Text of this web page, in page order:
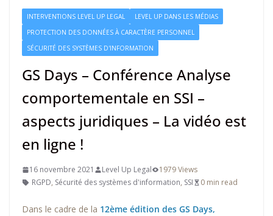
INTERVENTIONS LEVEL UP LEGAL
LEVEL UP DANS LES MÉDIAS
PROTECTION DES DONNÉES À CARACTÈRE PERSONNEL
SÉCURITÉ DES SYSTÈMES D'INFORMATION
GS Days – Conférence Analyse
comportementale en SSI –
aspects juridiques – La vidéo est
en ligne !
16 novembre 2021 Level Up Legal
1979 Views
RGPD, Sécurité des systèmes d'information, SSI 0 min read
Dans le cadre de la 12ème édition des GS Days,